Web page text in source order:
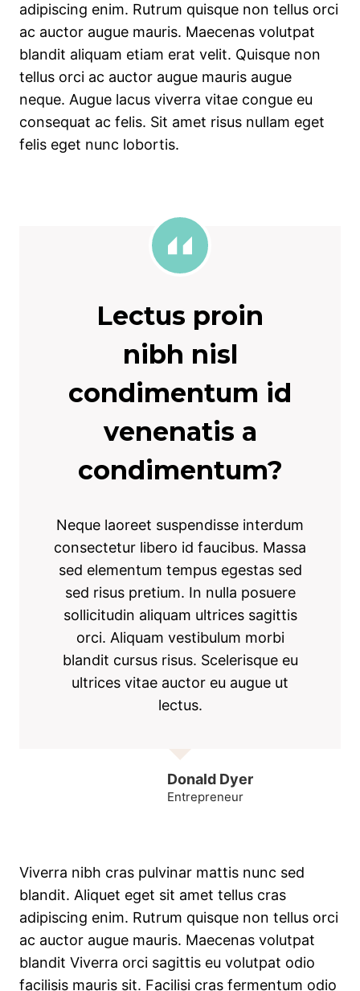
adipiscing enim. Rutrum quisque non tellus orci
ac auctor augue mauris. Maecenas volutpat
blandit aliquam etiam erat velit. Quisque non
tellus orci ac auctor augue mauris augue
neque. Augue lacus viverra vitae congue eu
consequat ac felis. Sit amet risus nullam eget
felis eget nunc lobortis.
Lectus proin
nibh nisl
condimentum id
venenatis a
condimentum?
Neque laoreet suspendisse interdum
consectetur libero id faucibus. Massa
sed elementum tempus egestas sed
sed risus pretium. In nulla posuere
sollicitudin aliquam ultrices sagittis
orci. Aliquam vestibulum morbi
blandit cursus risus. Scelerisque eu
ultrices vitae auctor eu augue ut
lectus.
Donald Dyer
Entrepreneur
Viverra nibh cras pulvinar mattis nunc sed
blandit. Aliquet eget sit amet tellus cras
adipiscing enim. Rutrum quisque non tellus orci
ac auctor augue mauris. Maecenas volutpat
blandit Viverra orci sagittis eu volutpat odio
facilisis mauris sit. Facilisi cras fermentum odio